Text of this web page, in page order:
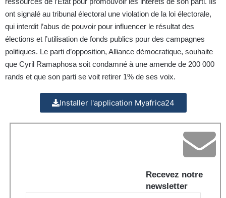
ont signalé au tribunal électoral une violation de la loi électorale,
qui interdit l’abus de pouvoir pour influencer le résultat des
élections et l’utilisation de fonds publics pour des campagnes
politiques. Le parti d’opposition, Alliance démocratique, souhaite
que Cyril Ramaphosa soit condamné à une amende de 200 000
rands et que son parti se voit retirer 1% de ses voix.
Installer l'application Myafrica24
Recevez notre
newsletter